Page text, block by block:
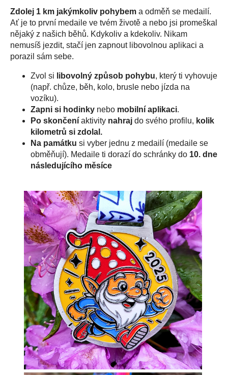
Zdolej 1 km jakýmkoliv pohybem a odměň se medailí.
Ať je to první medaile ve tvém životě a nebo jsi promeškal
nějaký z našich běhů. Kdykoliv a kdekoliv. Nikam
nemusíš jezdit, stačí jen zapnout libovolnou aplikaci a
porazil sám sebe.
Zvol si libovolný způsob pohybu, který ti vyhovuje
(např. chůze, běh, kolo, brusle nebo jízda na
vozíku).
Zapni si hodinky nebo mobilní aplikaci.
Po skončení aktivity nahraj do svého profilu, kolik
kilometrů si zdolal.
Na památku si vyber jednu z medailí (medaile se
obměňují). Medaile ti dorazí do schránky do 10. dne
následujícího měsíce